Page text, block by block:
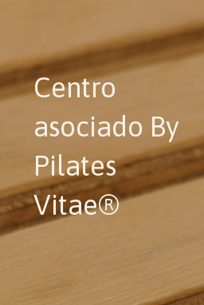
Centro
asociado By
Pilates
Vitae®